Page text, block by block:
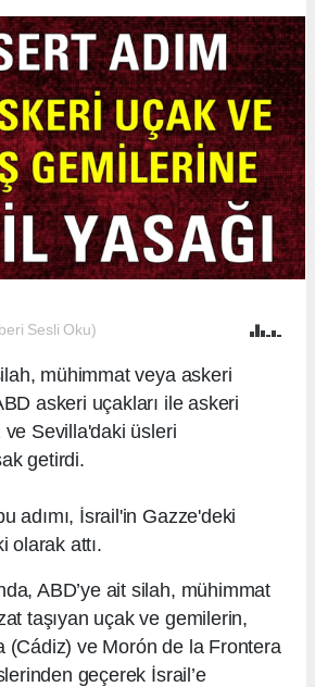
Sesli Oku)
mühimmat veya askeri
askeri uçakları ile askeri
Sevilla'daki üsleri
getirdi.
adımı, İsrail'in Gazze'deki
olarak attı.
ABD’ye ait silah, mühimmat
taşıyan uçak ve gemilerin,
(Cádiz) ve Morón de la Frontera
geçerek İsrail’e